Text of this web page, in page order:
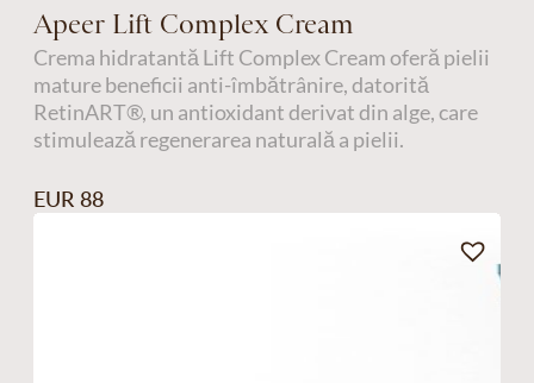
Apeer Lift Complex Cream
Crema hidratantă Lift Complex Cream oferă pielii
mature beneficii anti-îmbătrânire, datorită
RetinART®, un antioxidant derivat din alge, care
stimulează regenerarea naturală a pielii.
EUR 88